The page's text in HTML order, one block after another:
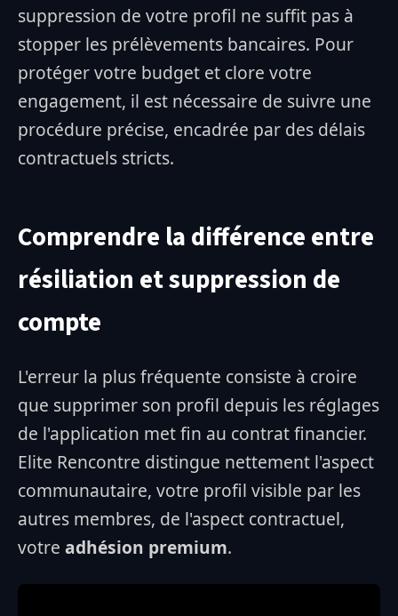
suppression de votre profil ne suffit pas à
stopper les prélèvements bancaires. Pour
protéger votre budget et clore votre
engagement, il est nécessaire de suivre une
procédure précise, encadrée par des délais
contractuels stricts.
Comprendre la différence entre
résiliation et suppression de
compte
L'erreur la plus fréquente consiste à croire
que supprimer son profil depuis les réglages
de l'application met fin au contrat financier.
Elite Rencontre distingue nettement l'aspect
communautaire, votre profil visible par les
autres membres, de l'aspect contractuel,
votre adhésion premium.